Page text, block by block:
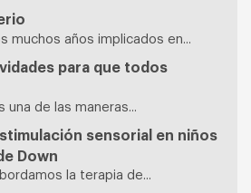
muchos años implicados en...
para que todos
una de las maneras...
sensorial en niños
Down
la terapia de...